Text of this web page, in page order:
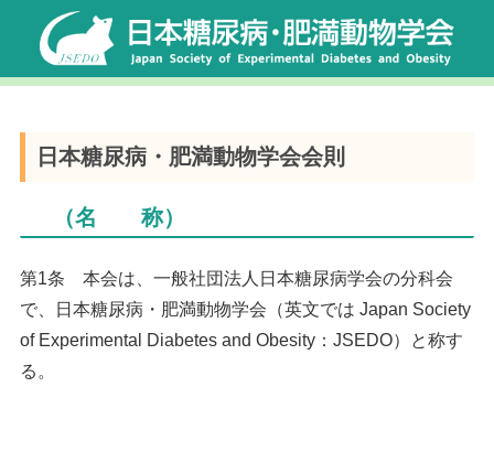
日本糖尿病・肥満動物学会会則
（名 称）
第1条 本会は、一般社団法人日本糖尿病学会の分科会
で、日本糖尿病・肥満動物学会（英文では Japan Society
of Experimental Diabetes and Obesity：JSEDO）と称す
る。